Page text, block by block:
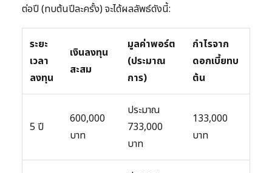
ต่อปี (ทบต้นปีละครั้ง) จะได้ผลลัพธ์ดังนี้:
ระยะ
เวลา
ลงทุน
เงินลงทุน
สะสม
มูลค่าพอร์ต
(ประมาณ
การ)
กำไรจาก
ดอกเบี้ยทบ
ต้น
5 ปี
600,000
บาท
ประมาณ
733,000
บาท
133,000
บาท